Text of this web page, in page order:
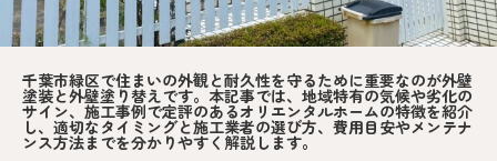
千葉市緑区で住まいの外観と耐久性を守るために重要なのが外壁
塗装と外壁塗り替えです。本記事では、地域特有の気候や劣化の
サイン、施工事例で定評のあるオリエンタルホームの特徴を紹介
し、適切なタイミングと施工業者の選び方、費用目安やメンテナ
ンス方法までを分かりやすく解説します。